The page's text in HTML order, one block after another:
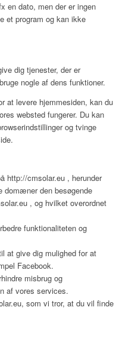
en dato, men der er ingen
et program og kan ikke
dig tjenester, der er
nogle af dens funktioner.
at levere hjemmesiden, kan du
websted fungerer. Du kan
og tvinge
http://cmsolar.eu , herunder
domæner den besøgende
, og hvilket overordnet
funktionaliteten og
at give dig mulighed for at
Facebook.
misbrug og
af vores services.
som vi tror, at du vil finde